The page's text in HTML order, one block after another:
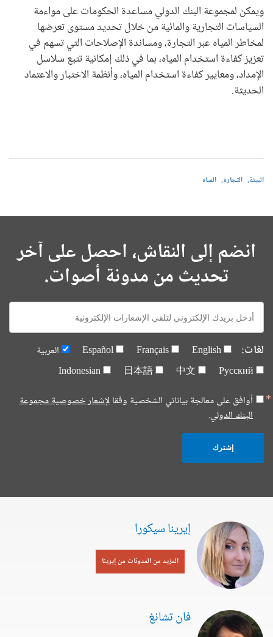
ويمكن لمجموعة البنك الدولي مساعدة الحكومات على مواءمة
السياسات التجارية والمائية من خلال تحديد مستوى تعرضها
لمخاطر المياه عبر التجارة، ومساندة الإصلاحات التي تسهم في
تعزيز كفاءة استخدام المياه، بما في ذلك إمكانية تتبع سلاسل
الإمداد، ومعايير كفاءة استخدام المياه، وأنظمة الاختبار والاعتماد
الحديثة.
البيئة التجارة المياه
انضم إلى النقاش، احصل على آخر
تحديث من مدونة أصوات.
E-
mail:
لغات: English
Français
Español
العربية
Русский
中文
日本語
Indonesian
أوافق على معالجة بياناتي الشخصية وفقالإشعار خصوصية مجموعة
البنك الدولي.
إشترك
إيرينا سيكورا
المزيد من المدونات من إيرينا
فان تشانغ